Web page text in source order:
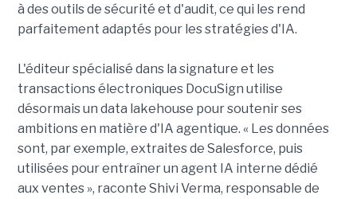
à des outils de sécurité et d'audit, ce qui les rend
parfaitement adaptés pour les stratégies d'IA.
L'éditeur spécialisé dans la signature et les
transactions électroniques DocuSign utilise
désormais un data lakehouse pour soutenir ses
ambitions en matière d'IA agentique. « Les données
sont, par exemple, extraites de Salesforce, puis
utilisées pour entraîner un agent IA interne dédié
aux ventes », raconte Shivi Verma, responsable de